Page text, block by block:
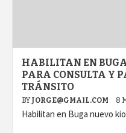
HABILITAN EN
PARA CONSULTA Y
TRÁNSITO
BY JORGE@GMAIL.COM 8
Habilitan en Buga nuevo